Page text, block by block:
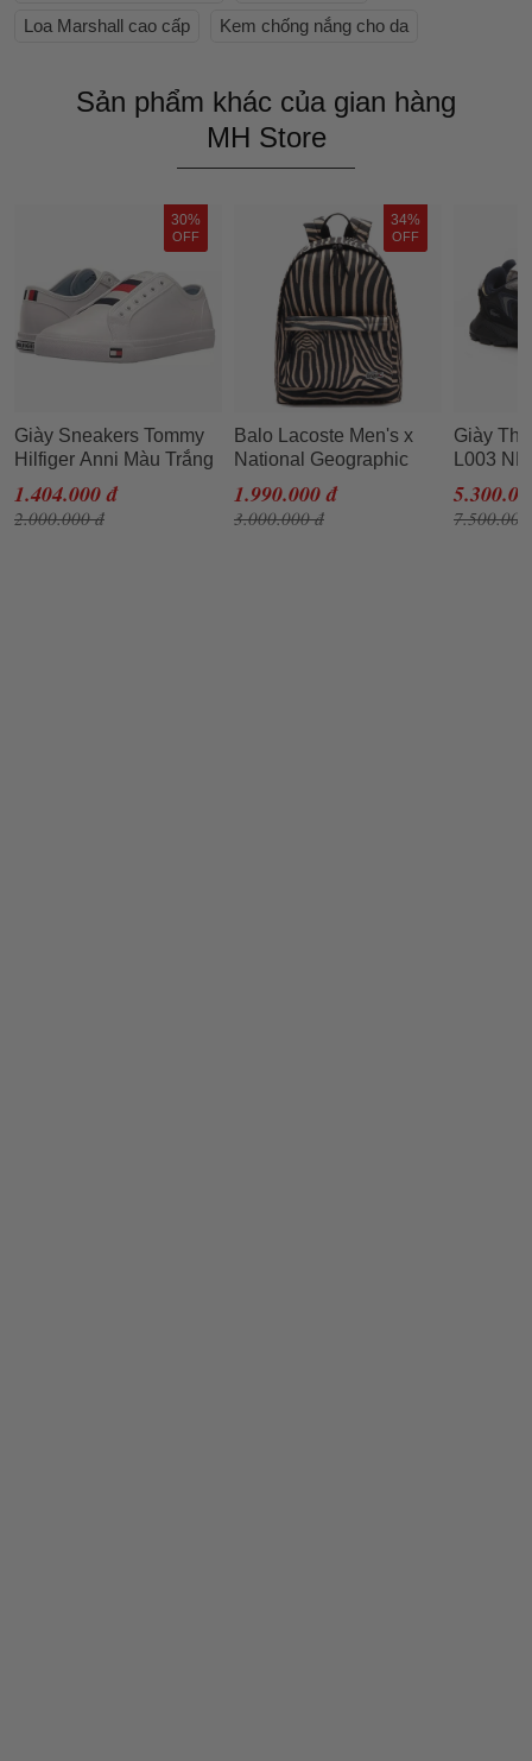
Loa Marshall cao cấp Kem chống nắng cho da
Sản phẩm khác của gian hàng
MH Store
30%
OFF
Giày Sneakers Tommy
Hilfiger Anni Màu Trắng
Size 36
1.404.000 đ
2.000.000 đ
34%
OFF
Balo Lacoste Men's x
National Geographic
Animal Print Backpack
NH3344XM.G10 Màu
Đen Sọc Be
1.990.000 đ
3.000.000 đ
Giày
L003
Màu